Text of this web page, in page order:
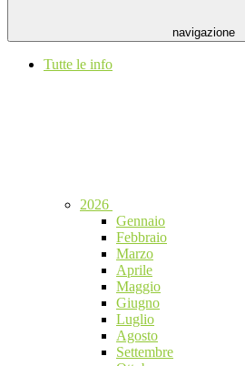
navigazione
Tutte le info
2026
Gennaio
Febbraio
Marzo
Aprile
Maggio
Giugno
Luglio
Agosto
Settembre